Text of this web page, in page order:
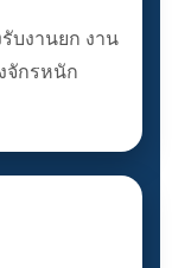
บงานยก งาน
จักรหนัก